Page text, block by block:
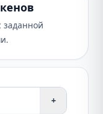
заданной
+